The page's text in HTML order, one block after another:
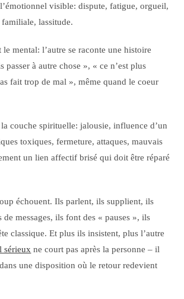
visible: dispute, fatigue, orgueil,
lassitude.
le mental: l’autre se raconte une histoire
passer à autre chose », « ce n’est plus
fait trop de mal », même quand le coeur
la couche spirituelle: jalousie, influence d’un
toxiques, fermeture, attaques, mauvais
un lien affectif brisé qui doit être réparé
échouent. Ils parlent, ils supplient, ils
de messages, ils font des « pauses », ils
classique. Et plus ils insistent, plus l’autre
sérieux ne court pas après la personne – il
une disposition où le retour redevient